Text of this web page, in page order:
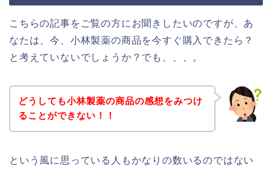
こちらの記事をご覧の方にお聞きしたいのですが、あ
なたは、今、小林製薬の商品を今すぐ購入できたら？
と考えていないでしょうか？でも、、、。
どうしても小林製薬の商品の感想をみつけ
ることができない！！
という風に思っている人もかなりの数いるのではない